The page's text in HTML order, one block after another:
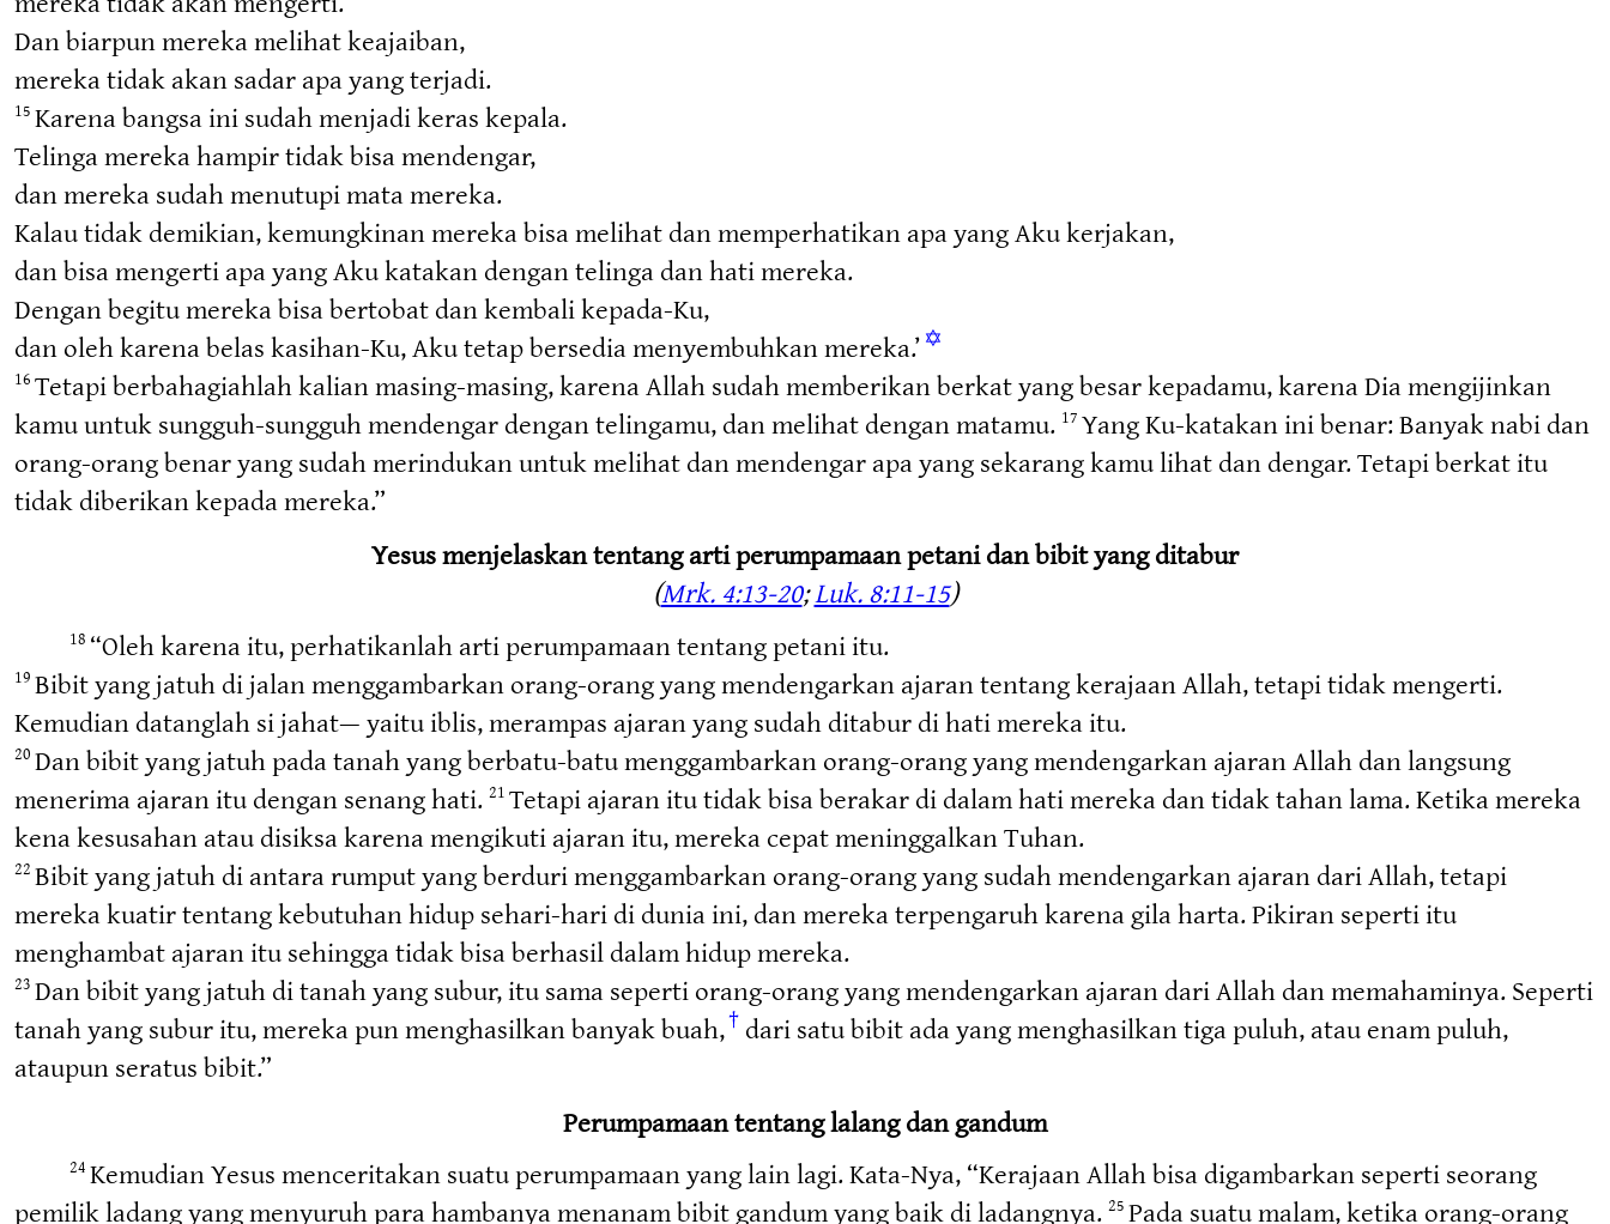
Dan biarpun mereka melihat keajaiban,
mereka tidak akan sadar apa yang terjadi.
15 Karena bangsa ini sudah menjadi keras kepala.
Telinga mereka hampir tidak bisa mendengar,
dan mereka sudah menutupi mata mereka.
Kalau tidak demikian, kemungkinan mereka bisa melihat dan memperhatikan apa yang Aku kerjakan,
dan bisa mengerti apa yang Aku katakan dengan telinga dan hati mereka.
Dengan begitu mereka bisa bertobat dan kembali kepada-Ku,
dan oleh karena belas kasihan-Ku, Aku tetap bersedia menyembuhkan mereka.’ ✡
16 Tetapi berbahagiahlah kalian masing-masing, karena Allah sudah memberikan berkat yang besar kepadamu, karena Dia mengijinkan
kamu untuk sungguh-sungguh mendengar dengan telingamu, dan melihat dengan matamu. 17 Yang Ku-katakan ini benar: Banyak nabi dan
orang-orang benar yang sudah merindukan untuk melihat dan mendengar apa yang sekarang kamu lihat dan dengar. Tetapi berkat itu
tidak diberikan kepada mereka.”
Yesus menjelaskan tentang arti perumpamaan petani dan bibit yang ditabur
(Mrk. 4:13-20;Luk. 8:11-15)
18 “Oleh karena itu, perhatikanlah arti perumpamaan tentang petani itu.
19 Bibit yang jatuh di jalan menggambarkan orang-orang yang mendengarkan ajaran tentang kerajaan Allah, tetapi tidak mengerti.
Kemudian datanglah si jahat— yaitu iblis, merampas ajaran yang sudah ditabur di hati mereka itu.
20 Dan bibit yang jatuh pada tanah yang berbatu-batu menggambarkan orang-orang yang mendengarkan ajaran Allah dan langsung
menerima ajaran itu dengan senang hati. 21 Tetapi ajaran itu tidak bisa berakar di dalam hati mereka dan tidak tahan lama. Ketika mereka
kena kesusahan atau disiksa karena mengikuti ajaran itu, mereka cepat meninggalkan Tuhan.
22 Bibit yang jatuh di antara rumput yang berduri menggambarkan orang-orang yang sudah mendengarkan ajaran dari Allah, tetapi
mereka kuatir tentang kebutuhan hidup sehari-hari di dunia ini, dan mereka terpengaruh karena gila harta. Pikiran seperti itu
menghambat ajaran itu sehingga tidak bisa berhasil dalam hidup mereka.
23 Dan bibit yang jatuh di tanah yang subur, itu sama seperti orang-orang yang mendengarkan ajaran dari Allah dan memahaminya. Seperti
tanah yang subur itu, mereka pun menghasilkan banyak buah,†dari satu bibit ada yang menghasilkan tiga puluh, atau enam puluh,
ataupun seratus bibit.”
Perumpamaan tentang lalang dan gandum
24 Kemudian Yesus menceritakan suatu perumpamaan yang lain lagi. Kata-Nya, “Kerajaan Allah bisa digambarkan seperti seorang
pemilik ladang yang menyuruh para hambanya menanam bibit gandum yang baik di ladangnya. 25 Pada suatu malam, ketika orang-orang